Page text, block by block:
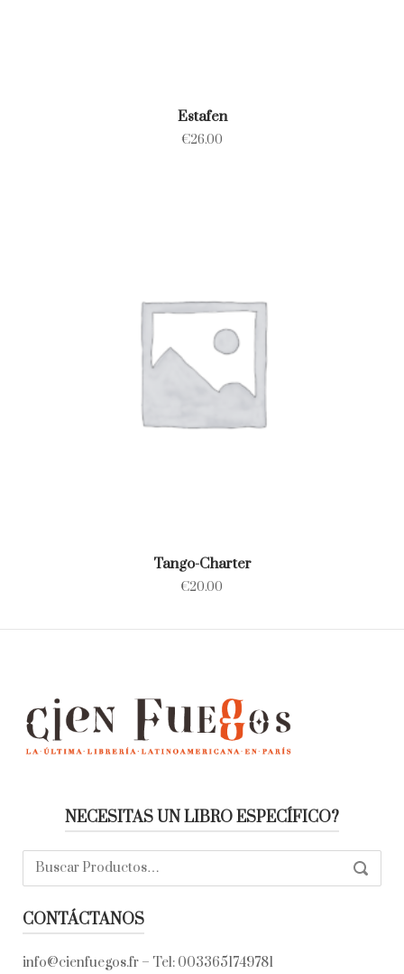
Estafen
€26.00
Tango-Charter
€20.00
NECESITAS UN LIBRO ESPECÍFICO?
Buscar:
CONTÁCTANOS
info@cienfuegos.fr – Tel: 0033651749781